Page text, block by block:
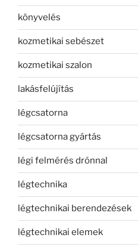
könyvelés
kozmetikai sebészet
kozmetikai szalon
lakásfelújítás
légcsatorna
légcsatorna gyártás
légi felmérés drónnal
légtechnika
légtechnikai berendezések
légtechnikai elemek